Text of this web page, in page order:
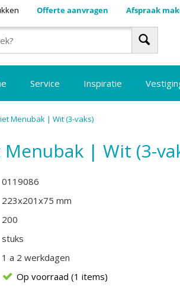
Offerte aanvragen Afspraak
Service Inspiratie
Menubak | Wit (3-vaks)
| Wit (3-
0119086
223x201x75 mm
200
stuks
1 a 2 werkdagen
Op voorraad (1 items)